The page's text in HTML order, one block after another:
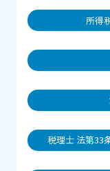
所得
税理士 法第33